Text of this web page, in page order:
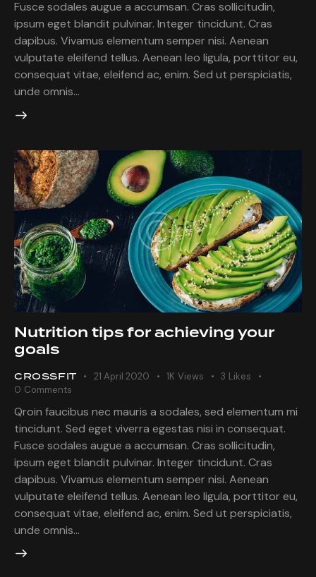
Fusce sodales augue a accumsan. Cras sollicitudin,
ipsum eget blandit pulvinar. Integer tincidunt. Cras
dapibus. Vivamus elementum semper nisi. Aenean
vulputate eleifend tellus. Aenean leo ligula, porttitor eu,
consequat vitae, eleifend ac, enim. Sed ut perspiciatis,
unde omnis…
Nutrition tips for achieving your
goals
CROSSFIT 21 April 2020 1K Views 3 Likes
0 Comments
Qroin faucibus nec mauris a sodales, sed elementum mi
tincidunt. Sed eget viverra egestas nisi in consequat.
Fusce sodales augue a accumsan. Cras sollicitudin,
ipsum eget blandit pulvinar. Integer tincidunt. Cras
dapibus. Vivamus elementum semper nisi. Aenean
vulputate eleifend tellus. Aenean leo ligula, porttitor eu,
consequat vitae, eleifend ac, enim. Sed ut perspiciatis,
unde omnis…